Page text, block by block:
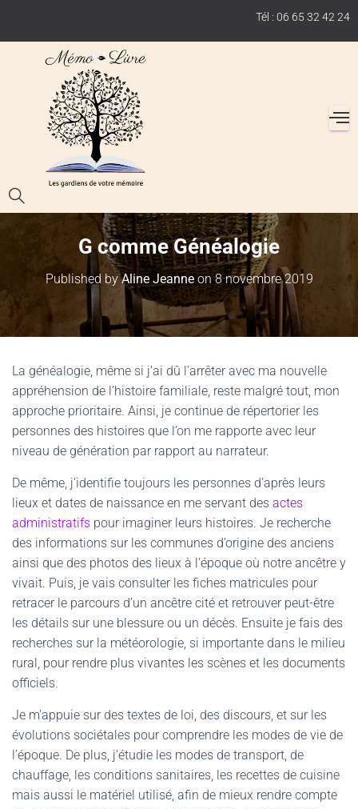
Tél : 06 65 32 42 24
G comme Généalogie
Published byAline Jeanneon8 novembre 2019
La généalogie, même si j’ai dû l’arrêter avec ma nouvelle
appréhension de l’histoire familiale, reste malgré tout, mon
approche prioritaire. Ainsi, je continue de répertorier les
personnes des histoires que l’on me rapporte avec leur
niveau de génération par rapport au narrateur.
De même, j’identifie toujours les personnes d’après leurs
lieux et dates de naissance en me servant des actes
administratifs pour imaginer leurs histoires. Je recherche
des informations sur les communes d’origine des anciens
ainsi que des photos des lieux à l’époque où notre ancêtre y
vivait. Puis, je vais consulter les fiches matricules pour
retracer le parcours d’un ancêtre cité et retrouver peut-être
les détails sur une blessure ou un décès. Ensuite je fais des
recherches sur la météorologie, si importante dans le milieu
rural, pour rendre plus vivantes les scènes et les documents
officiels.
Je m’appuie sur des textes de loi, des discours, et sur les
évolutions sociétales pour comprendre les modes de vie de
l’époque. De plus, j’étudie les modes de transport, de
chauffage, les conditions sanitaires, les recettes de cuisine
mais aussi le matériel utilisé, afin de mieux rendre compte